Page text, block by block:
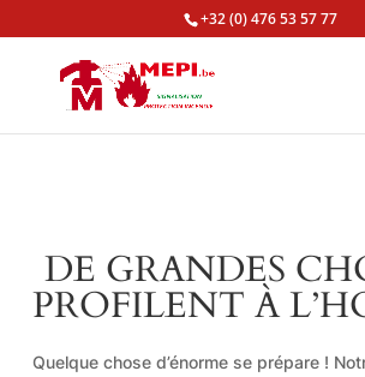
+32 (0) 476 53 57 77
DE GRANDES
PROFILENT À
Quelque chose d’énorme se prépare !